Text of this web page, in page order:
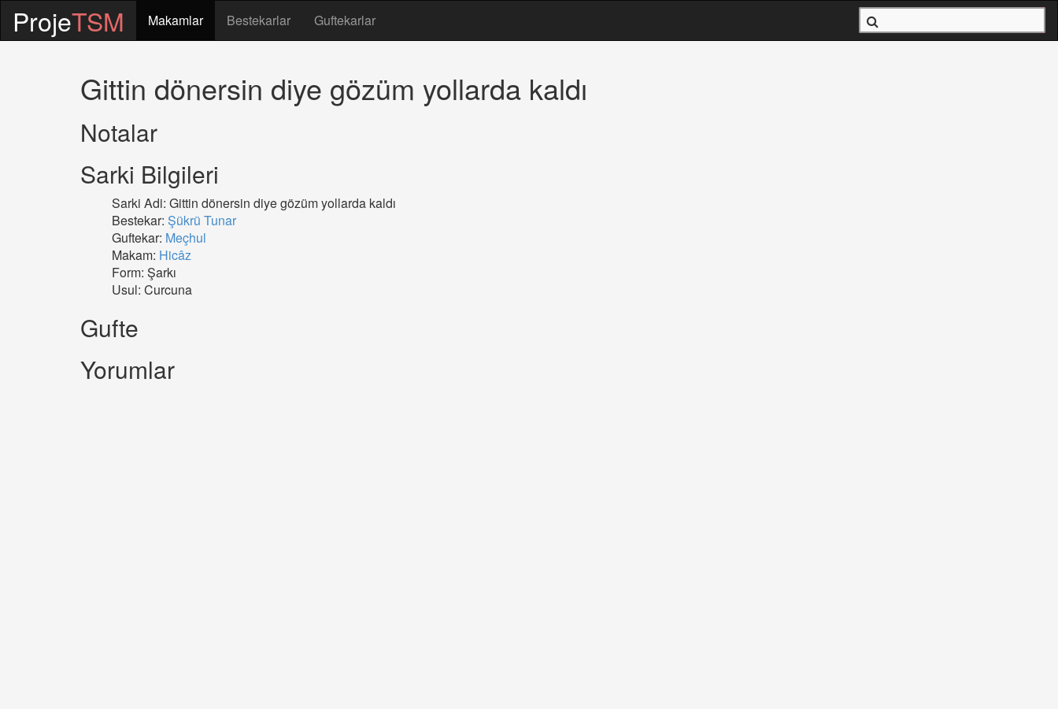
ProjeTSM Makamlar Bestekarlar Guftekarlar
Gittin dönersin diye gözüm yollarda kaldı
Notalar
Sarki Bilgileri
Sarki Adi: Gittin dönersin diye gözüm yollarda kaldı
Bestekar: Şükrü Tunar
Guftekar: Meçhul
Makam: Hicâz
Form: Şarkı
Usul: Curcuna
Gufte
Yorumlar